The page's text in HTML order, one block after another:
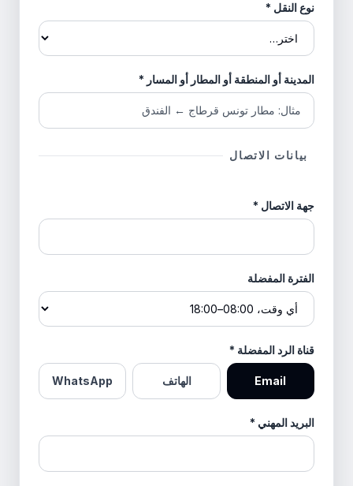
نوع النقل *
المدينة أو المنطقة أو المطار أو المسار *
بيانات الاتصال
جهة الاتصال *
الفترة المفضلة
قناة الرد المفضلة *
Email الهاتف WhatsApp
البريد المهني *